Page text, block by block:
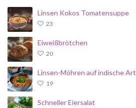
Linsen Kokos Tomatensuppe
23
Eiweißbrötchen
20
Linsen-Möhren auf indische Art
19
Schneller Eiersalat